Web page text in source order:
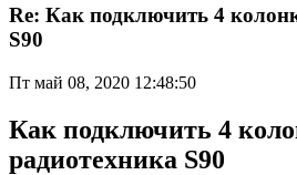
Re: Как подключить 4
S90
Пт май 08, 2020 12:48:50
Как подключить 4
радиотехника S90